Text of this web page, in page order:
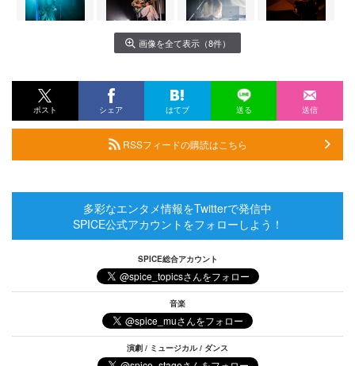
画像を全て表示（8件）
ポスト シェア はてブ 送る 送信
RSSフィードの購読はこちら
多彩なエンタメ情報をTwitterで発信中
SPICE公式アカウントをフォローしよう！
SPICE総合アカウント
音楽
演劇 / ミュージカル / ダンス